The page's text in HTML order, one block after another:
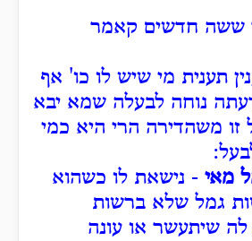
ששה חדשים קאמר
תענית מי שיש לו כו' אף
נוחה לבעלה שמא יבא
זו משהדירה הרי היא כמי
מאי - נישאת לו כשהוא
גמל שלא ברשות
שיתעשר או עונה